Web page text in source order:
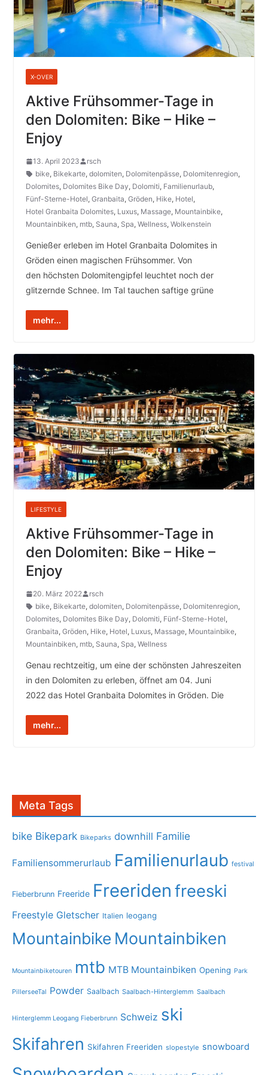
X-OVER
Aktive Frühsommer-Tage in
den Dolomiten: Bike – Hike –
Enjoy
13. April 2023
rsch
bike, Bikekarte, dolomiten, Dolomitenpässe, Dolomitenregion,
Dolomites, Dolomites Bike Day, Dolomiti, Familienurlaub,
Fünf-Sterne-Hotel, Granbaita, Gröden, Hike, Hotel,
Hotel Granbaita Dolomites, Luxus, Massage, Mountainbike,
Mountainbiken, mtb, Sauna, Spa, Wellness, Wolkenstein
Genießer erleben im Hotel Granbaita Dolomites in
Gröden einen magischen Frühsommer. Von
den höchsten Dolomitengipfel leuchtet noch der
glitzernde Schnee. Im Tal tauchen saftige grüne
mehr...
LIFESTYLE
Aktive Frühsommer-Tage in
den Dolomiten: Bike – Hike –
Enjoy
20. März 2022
rsch
bike, Bikekarte, dolomiten, Dolomitenpässe, Dolomitenregion,
Dolomites, Dolomites Bike Day, Dolomiti, Fünf-Sterne-Hotel,
Granbaita, Gröden, Hike, Hotel, Luxus, Massage, Mountainbike,
Mountainbiken, mtb, Sauna, Spa, Wellness
Genau rechtzeitig, um eine der schönsten Jahreszeiten
in den Dolomiten zu erleben, öffnet am 04. Juni
2022 das Hotel Granbaita Dolomites in Gröden. Die
mehr...
Meta Tags
bike Bikepark Bikeparks downhill Familie
Familiensommerurlaub Familienurlaub festival
Fieberbrunn Freeride Freeriden freeski
Freestyle Gletscher Italien leogang
Mountainbike Mountainbiken
Mountainbiketouren mtb MTB Mountainbiken Opening Park
PillerseeTal Powder Saalbach Saalbach-Hinterglemm Saalbach
Hinterglemm Leogang Fieberbrunn Schweiz ski
Skifahren Skifahren Freeriden slopestyle snowboard